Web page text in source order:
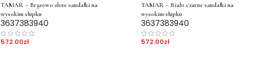
TAMAR – Brązowo złote sandałki na
wysokim słupku
3637383940
572.00zł
TAMAR – Biało czarne sandałki na
wysokim słupku
3637383940
572.00zł